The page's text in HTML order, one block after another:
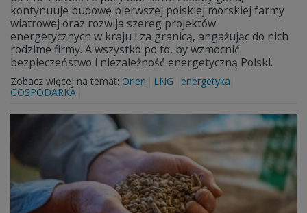
kontynuuje budowę pierwszej polskiej morskiej farmy
wiatrowej oraz rozwija szereg projektów
energetycznych w kraju i za granicą, angażując do nich
rodzime firmy. A wszystko po to, by wzmocnić
bezpieczeństwo i niezależność energetyczną Polski.
Zobacz więcej na temat: Orlen LNG
energetyka
GOSPODARKA